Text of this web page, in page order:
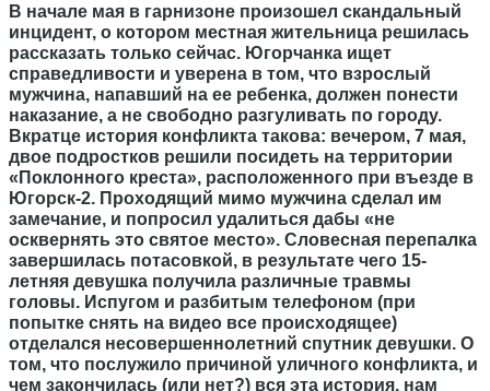
В начале мая в гарнизоне произошел скандальный
инцидент, о котором местная жительница решилась
рассказать только сейчас. Югорчанка ищет
справедливости и уверена в том, что взрослый
мужчина, напавший на ее ребенка, должен понести
наказание, а не свободно разгуливать по городу.
Вкратце история конфликта такова: вечером, 7 мая,
двое подростков решили посидеть на территории
«Поклонного креста», расположенного при въезде в
Югорск-2. Проходящий мимо мужчина сделал им
замечание, и попросил удалиться дабы «не
осквернять это святое место». Словесная перепалка
завершилась потасовкой, в результате чего 15-
летняя девушка получила различные травмы
головы. Испугом и разбитым телефоном (при
попытке снять на видео все происходящее)
отделался несовершеннолетний спутник девушки. О
том, что послужило причиной уличного конфликта, и
чем закончилась (или нет?) вся эта история, нам